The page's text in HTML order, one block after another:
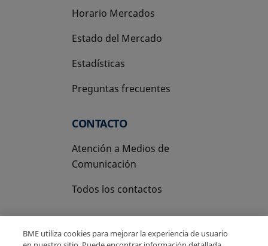
Horario Mercados
Estado del Mercado
Estadísticas
Preguntas frecuentes
CONTACTO
Atención a Medios de
Comunicación
Todos los contactos
BME utiliza cookies para mejorar la experiencia de usuario